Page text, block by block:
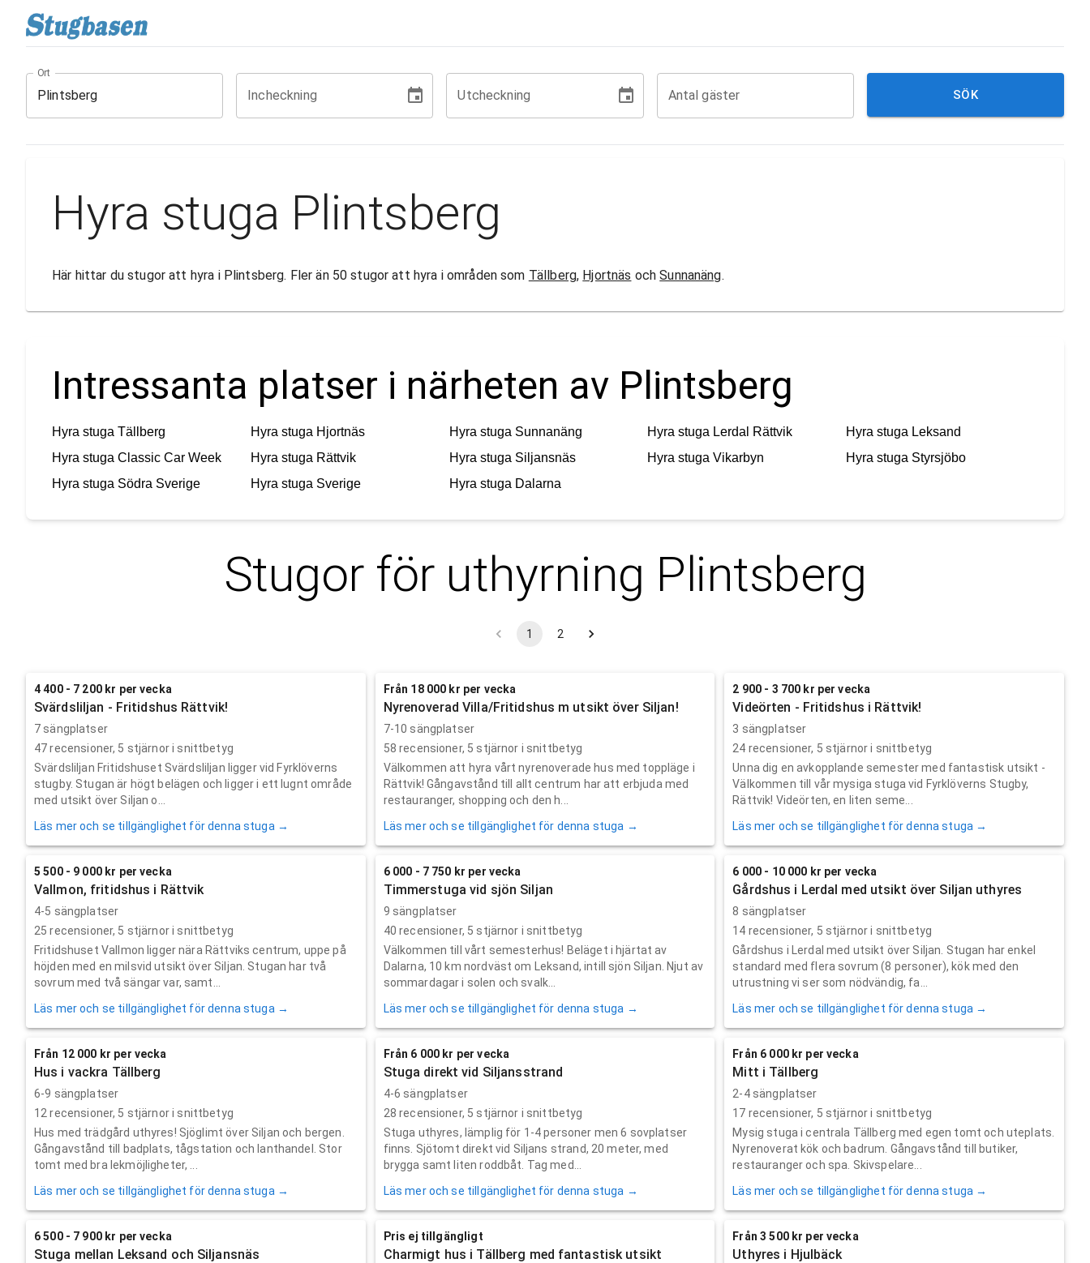
Ort
Incheckning Utcheckning Antal gäster SÖK
Hyra stuga Plintsberg
Här hittar du stugor att hyra i Plintsberg. Fler än 50 stugor att hyra i områden som Tällberg, Hjortnäs ochSunnanäng.
Intressanta platser i närheten av Plintsberg
Hyra stuga Tällberg Hyra stuga Hjortnäs Hyra stuga Sunnanäng Hyra stuga Lerdal Rättvik Hyra stuga Leksand
Hyra stuga Classic Car Week Hyra stuga Rättvik Hyra stuga Siljansnäs Hyra stuga Vikarbyn Hyra stuga Styrsjöbo
Hyra stuga Södra Sverige Hyra stuga Sverige Hyra stuga Dalarna
Stugor för uthyrning Plintsberg
1 2
4 400 - 7 200 kr per vecka
Svärdsliljan - Fritidshus Rättvik!
7 sängplatser
47recensioner, 5 stjärnor i snittbetyg
Svärdsliljan Fritidshuset Svärdsliljan ligger vid Fyrklöverns
stugby. Stugan är högt belägen och ligger i ett lugnt område
med utsikt över Siljan o...
Läs mer och se tillgänglighet för denna stuga →
Från 18 000 kr per vecka
Nyrenoverad Villa/Fritidshus m utsikt över Siljan!
7-10 sängplatser
58 recensioner, 5 stjärnor i snittbetyg
Välkommen att hyra vårt nyrenoverade hus med toppläge i
Rättvik! Gångavstånd till allt centrum har att erbjuda med
restauranger, shopping och den h...
Läs mer och se tillgänglighet för denna stuga →
2 900 - 3 700 kr per vecka
Videörten - Fritidshus i Rättvik!
3 sängplatser
24 recensioner, 5 stjärnor i snittbetyg
Unna dig en avkopplande semester med fantastisk utsikt -
Välkommen till vår mysiga stuga vid Fyrklöverns Stugby,
Rättvik! Videörten, en liten seme...
Läs mer och se tillgänglighet för denna stuga →
5 500 - 9 000 kr per vecka
Vallmon, fritidshus i Rättvik
4-5 sängplatser
25 recensioner, 5 stjärnor i snittbetyg
Fritidshuset Vallmon ligger nära Rättviks centrum, uppe på
höjden med en milsvid utsikt över Siljan. Stugan har två
sovrum med två sängar var, samt...
Läs mer och se tillgänglighet för denna stuga →
6 000 - 7 750 kr per vecka
Timmerstuga vid sjön Siljan
9 sängplatser
40 recensioner, 5 stjärnor i snittbetyg
Välkommen till vårt semesterhus! Beläget i hjärtat av
Dalarna, 10 km nordväst om Leksand, intill sjön Siljan. Njut av
sommardagar i solen och svalk...
Läs mer och se tillgänglighet för denna stuga →
6 000 - 10 000 kr per vecka
Gårdshus i Lerdal med utsikt över Siljan uthyres
8 sängplatser
14 recensioner, 5 stjärnor i snittbetyg
Gårdshus i Lerdal med utsikt över Siljan. Stugan har enkel
standard med flera sovrum (8 personer), kök med den
utrustning vi ser som nödvändig, fa...
Läs mer och se tillgänglighet för denna stuga →
Från 12 000 kr per vecka
Hus i vackra Tällberg
6-9 sängplatser
12 recensioner, 5 stjärnor i snittbetyg
Hus med trädgård uthyres! Sjöglimt över Siljan och bergen.
Gångavstånd till badplats, tågstation och lanthandel. Stor
tomt med bra lekmöjligheter, ...
Läs mer och se tillgänglighet för denna stuga →
Från 6 000 kr per vecka
Stuga direkt vid Siljansstrand
4-6 sängplatser
28 recensioner, 5 stjärnor i snittbetyg
Stuga uthyres, lämplig för 1-4 personer men 6 sovplatser
finns. Sjötomt direkt vid Siljans strand, 20 meter, med
brygga samt liten roddbåt. Tag med...
Läs mer och se tillgänglighet för denna stuga →
Från 6 000 kr per vecka
Mitt i Tällberg
2-4 sängplatser
17 recensioner, 5 stjärnor i snittbetyg
Mysig stuga i centrala Tällberg med egen tomt och uteplats.
Nyrenoverat kök och badrum. Gångavstånd till butiker,
restauranger och spa. Skivspelare...
Läs mer och se tillgänglighet för denna stuga →
6 500 - 7 900 kr per vecka
Stuga mellan Leksand och Siljansnäs
Pris ej tillgängligt
Charmigt hus i Tällberg med fantastisk utsikt
Från 3 500 kr per vecka
Uthyres i Hjulbäck